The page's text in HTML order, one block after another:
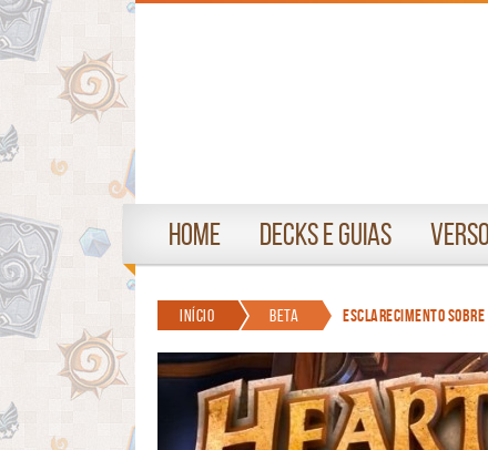
Home Decks e Guias
Início Beta Esclarecimento